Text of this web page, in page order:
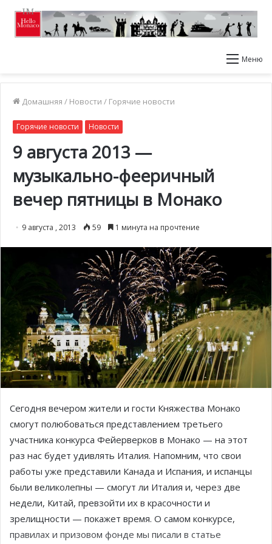
Меню
Домашняя / Новости / Горячие новости
Горячие новости Новости
9 августа 2013 —
музыкально-фееричный
вечер пятницы в Монако
9 августа , 2013 59 1 минута на прочтение
Сегодня вечером жители и гости Княжества Монако
смогут полюбоваться представлением третьего
участника конкурса Фейерверков в Монако — на этот
раз нас будет удивлять Италия. Напомним, что свои
работы уже представили Канада и Испания, и испанцы
были великолепны — смогут ли Италия и, через две
недели, Китай, превзойти их в красочности и
зрелищности — покажет время. О самом конкурсе,
правилах и призовом фонде мы писали в статье